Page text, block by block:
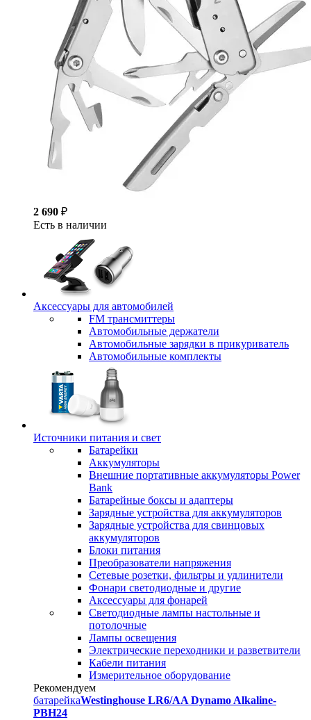
2 690 ₽
Есть в наличии
Аксессуары для автомобилей
FM трансмиттеры
Автомобильные держатели
Автомобильные зарядки в прикуриватель
Автомобильные комплекты
Источники питания и свет
Батарейки
Аккумуляторы
Внешние портативные аккумуляторы Power
Bank
Батарейные боксы и адаптеры
Зарядные устройства для аккумуляторов
Зарядные устройства для свинцовых
аккумуляторов
Блоки питания
Преобразователи напряжения
Сетевые розетки, фильтры и удлинители
Фонари светодиодные и другие
Аксессуары для фонарей
Светодиодные лампы настольные и
потолочные
Лампы освещения
Электрические переходники и разветвители
Кабели питания
Измерительное оборудование
Рекомендуем
батарейкаWestinghouse LR6/AA Dynamo Alkaline-
PBH24